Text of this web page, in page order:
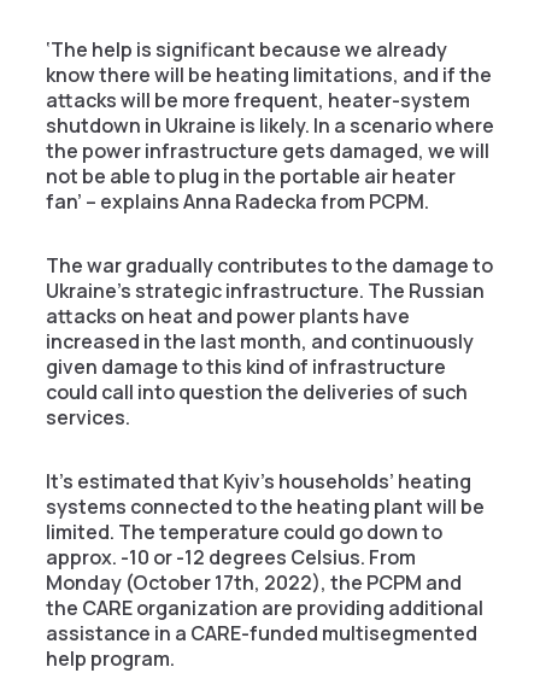
‘The help is significant because we already
know there will be heating limitations, and if the
attacks will be more frequent, heater-system
shutdown in Ukraine is likely. In a scenario where
the power infrastructure gets damaged, we will
not be able to plug in the portable air heater
fan’ – explains Anna Radecka from PCPM.
The war gradually contributes to the damage to
Ukraine’s strategic infrastructure. The Russian
attacks on heat and power plants have
increased in the last month, and continuously
given damage to this kind of infrastructure
could call into question the deliveries of such
services.
It’s estimated that Kyiv’s households’ heating
systems connected to the heating plant will be
limited. The temperature could go down to
approx. -10 or -12 degrees Celsius. From
Monday (October 17th, 2022), the PCPM and
the CARE organization are providing additional
assistance in a CARE-funded multisegmented
help program.